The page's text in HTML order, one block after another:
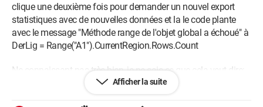
clique une deuxième fois pour demander un nouvel export
statistiques avec de nouvelles données et la le code plante
avec le message "Méthode range de l'objet global a échoué" à
DerLig = Range("A1").CurrentRegion.Rows.Count
Ne connaissant pas très bien, je ne sais ce que cela veut dire;
merci par avance de votre aideAfficher la suite